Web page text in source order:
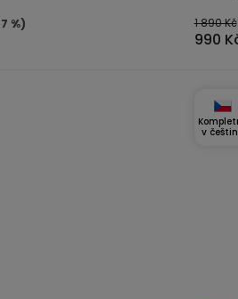
%)
990
1 890 Kč
v